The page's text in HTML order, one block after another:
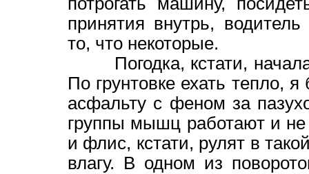
принятия внутрь,
то, что некоторые.
Погодка, кстати, начала
По грунтовке ехать тепло,
асфальту с феном за
группы мышц работают и
и флис, кстати, рулят в
влагу. В одном из